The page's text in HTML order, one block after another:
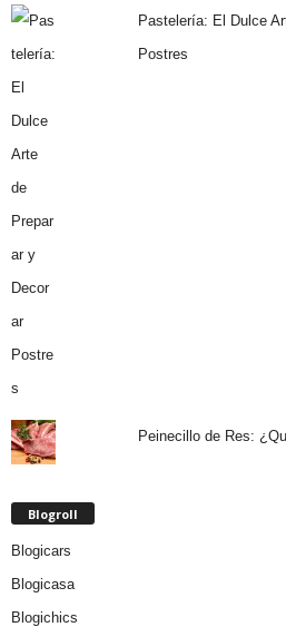
Pastelería: El Dulce
Postres
Peinecillo de Res:
Blogroll
Blogicars
Blogicasa
Blogichics